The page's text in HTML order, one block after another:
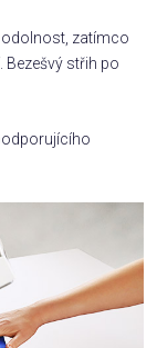
odolnost, zatímco
střih po